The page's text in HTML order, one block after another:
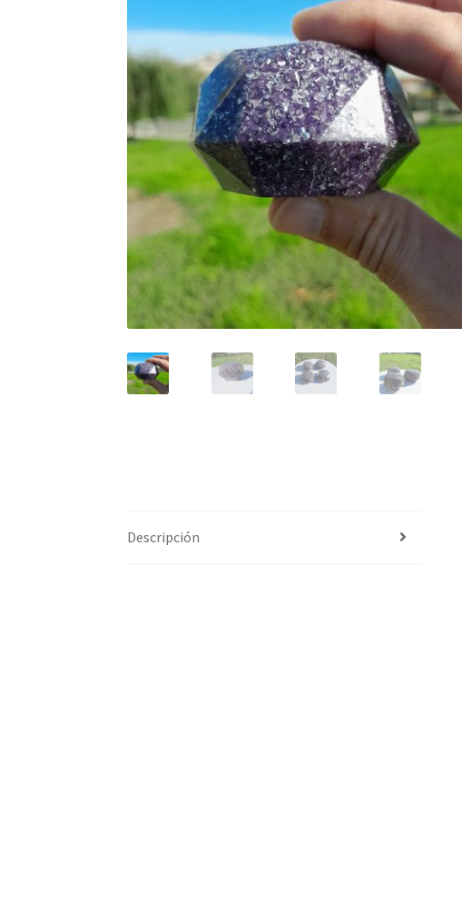
Descripción